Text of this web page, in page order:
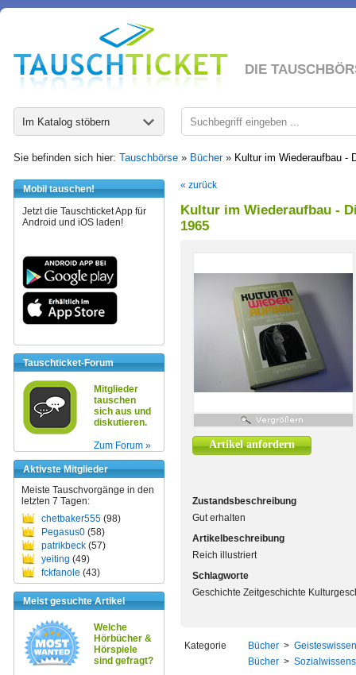
DIE
Im Katalog stöbern
Sie befinden sich hier: Tauschbörse » Bücher» Kultur im Wiederaufbau -
Mobil tauschen!
Jetzt die Tauschticket App für
Android und iOS laden!
Tauschticket-Forum
Mitglieder
tauschen
sich aus und
diskutieren.
Zum Forum »
Aktivste Mitglieder
Meiste Tauschvorgänge in den
letzten 7 Tagen:
chetbaker555 (98)
Pegasus0 (58)
patrikbeck (57)
yeiting (49)
fckfanole (43)
Meist gesuchte Artikel
Welche
Hörbücher &
Hörspiele
sind gefragt?
« zurück
Kultur im Wiederaufbau -
1965
Artikel anfordern
Zustandsbeschreibung
Gut erhalten
Artikelbeschreibung
Reich illustriert
Schlagworte
Geschichte Zeitgeschichte
Kategorie Bücher >
Bücher >